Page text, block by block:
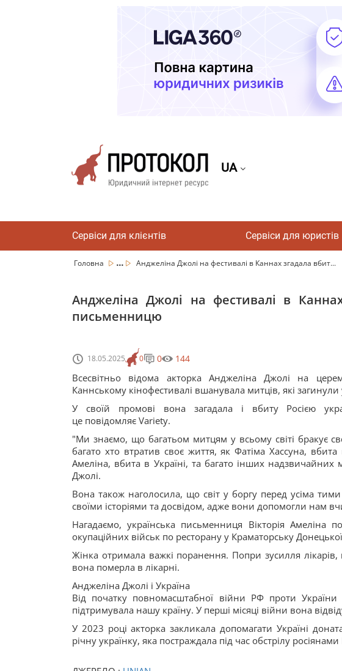
UA
Сервіси для клієнтів Сервіси для юристів
Головна ... Анджеліна Джолі на фестивалі в Каннах згадала вбит...
Анджеліна Джолі на фестивалі в
письменницю
18.05.2025 0 0 144
Всесвітньо відома акторка Анджеліна Джолі на
Каннському кінофестивалі вшанувала митців, які загинули
У своїй промові вона загадала і вбиту Росією
це повідомляє Variety.
"Ми знаємо, що багатьом митцям у всьому світі бракує
багато хто втратив своє життя, як Фатіма Хассуна,
Амеліна, вбита в Україні, та багато інших
Джолі.
Вона також наголосила, що світ у боргу перед усіма
своїми історіями та досвідом, адже вони допомогли нам
Нагадаємо, українська письменниця Вікторія Амеліна
окупаційних військ по ресторану у Краматорську
Жінка отримала важкі поранення. Попри зусилля
вона померла в лікарні.
Анджеліна Джолі і Україна
Від початку повномасштабної війни РФ проти України
підтримувала нашу країну. У перші місяці війни вона
У 2023 році акторка закликала допомагати Україні
річну українку, яка постраждала під час обстрілу